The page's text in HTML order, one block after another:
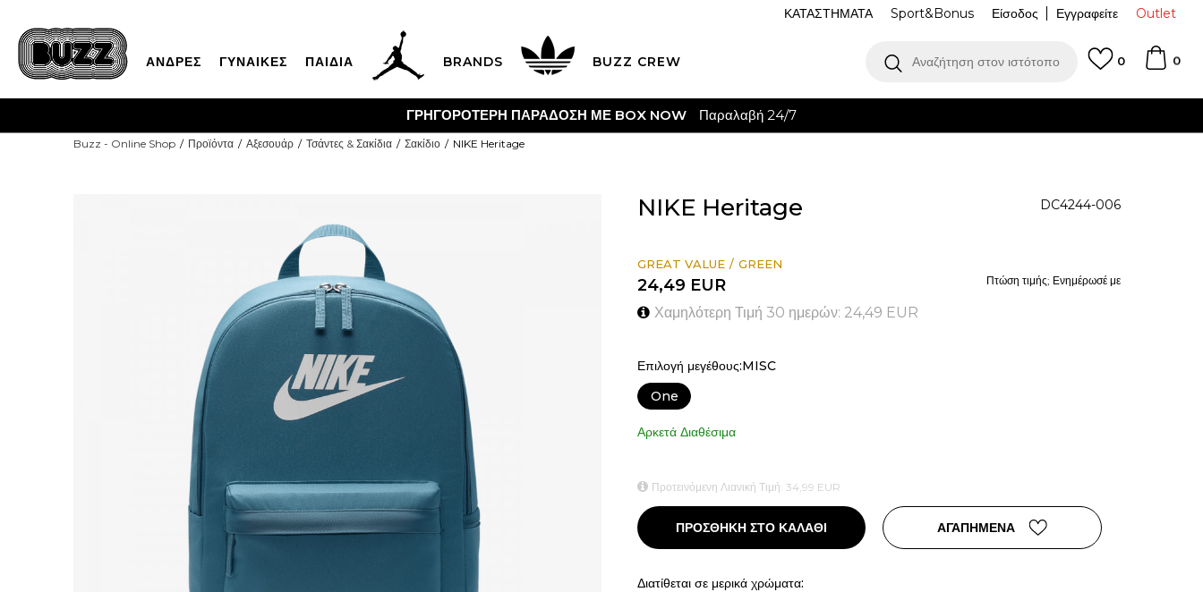
Outlet
Είσοδος Εγγραφείτε
ΚΑΤΑΣΤΗΜΑΤΑ Sport&Bonus
ΑΝΔΡΕΣ ΓΥΝΑΙΚΕΣ ΠΑΙΔΙΑ BRANDS BUZZ CREW Αναζήτηση στον ιστότοπο 0
0
CLICK & COLLECT Δωρεάν παραλαβή από κατάστημα
Buzz - Online Shop Προϊόντα Αξεσουάρ Τσάντες & Σακίδια Σακίδιο NIKE Heritage
NIKE Heritage DC4244-006
GREAT VALUE GREEN
24,49 EUR
Χαμηλότερη Τιμή 30 ημερών: 24,49 EUR
Πτώση τιμής; Ενημέρωσέ με
Επιλογή μεγέθους:MISC
One
Αρκετά Διαθέσιμα
Προτεινόμενη Λιανική Τιμή: 34,99 EUR
ΠΡΟΣΘΗΚΗ ΣΤΟ ΚΑΛΑΘΙ ΑΓΑΠΗΜΕΝΑ
Διατίθεται σε μερικά χρώματα: